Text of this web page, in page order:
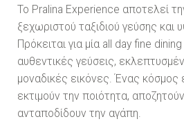
Το Pralina Experience αποτελεί
ξεχωριστού ταξιδιού γεύσης και
Πρόκειται για μία all day fine
αυθεντικές γεύσεις,
μοναδικές εικόνες. Ένας κόσμος
εκτιμούν την ποιότητα,
ανταποδίδουν την αγάπη.